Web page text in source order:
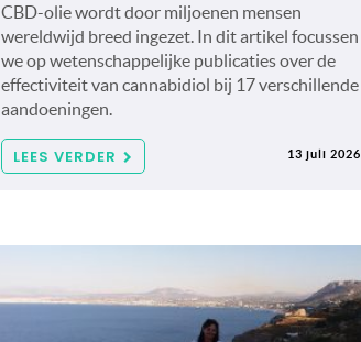
CBD-olie wordt door miljoenen mensen
wereldwijd breed ingezet. In dit artikel focussen
we op wetenschappelijke publicaties over de
effectiviteit van cannabidiol bij 17 verschillende
aandoeningen.
LEES VERDER 13 juli 2026